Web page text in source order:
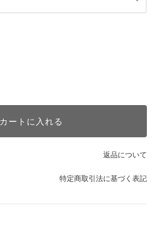
カートに入れる
返品について
特定商取引法に基づく表記